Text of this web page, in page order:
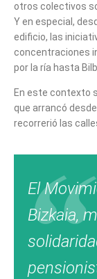
otros colectivos
Y en especial,
edificio, las
concentraciones
por la ría hasta
En este contexto
que arrancó
recorrerió las
El
Bizkaia,